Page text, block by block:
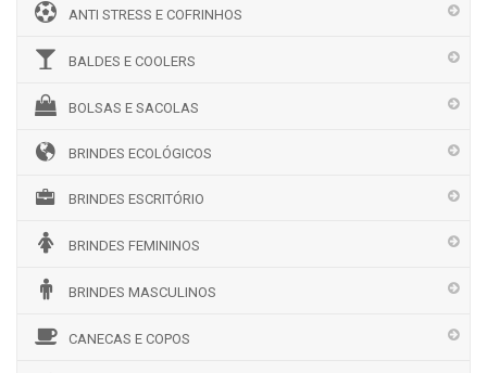
ANTI STRESS E COFRINHOS
BALDES E COOLERS
BOLSAS E SACOLAS
BRINDES ECOLÓGICOS
BRINDES ESCRITÓRIO
BRINDES FEMININOS
BRINDES MASCULINOS
CANECAS E COPOS